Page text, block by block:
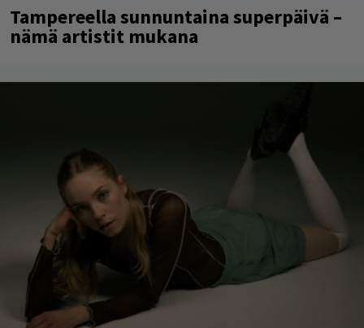
Tampereella sunnuntaina superpäivä –
nämä artistit mukana